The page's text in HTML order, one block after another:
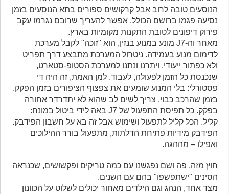
הנוסעים טובה לרוב אבל קרקושים ספורים בתא הנוסעים בזמן
נסיעה פגמו ברושם הכולל. אפשר להעריך שרובם נגרמו עקב
פירוק דיפונים לטובת התקנות מקומיות בארץ.
מאחר וה-J7 מונע במנוע בנזין, הוא "זוכה" לקבל מערכת
לדימום מנוע בעמידה. ניטרול המערכת מתבצע דרך תפריט
ולא כפתור ייעודי. ויתרנו ונתנו למערכת הסטופ-סטארט,
שנכנסת כל הזמן לפעולה, לעבוד. למן האמת, זה היה די
פסטורלי: בלי המנוע שומעים את צפצוף הציפורים בזמן הפקק.
בזמן שהרכב כבוי, צריך לשים לב שהוא לא יתדרדר אחורה
בפקק. כל תפיסת התפעול של J7 באה לידי ביטול במונח:
קליל. הכל קליל לתפעול ושימוש אבל זה בא על חשבון הפידבק.
הפידבק מידיות פתיחת הדלתות, מתפעול בורר ההילוכים
ואפילו – מההגה.
חוץ מזה, פה ושם נפגשנו עם כמה טריקים ופקשושים, שכנראה
הסינים "ישתפשפו" בהם עם השנים.
מצד אחד, הנהג וגם הילדים מאחור יכולים לשלוט על הכוונון